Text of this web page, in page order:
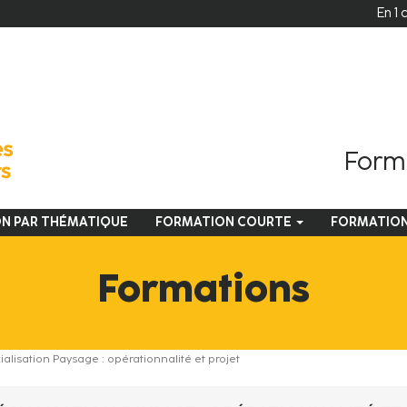
En 1
PAR THÉMATIQUE FORMATION COURTE
Formations
Paysage : opérationnalité et projet